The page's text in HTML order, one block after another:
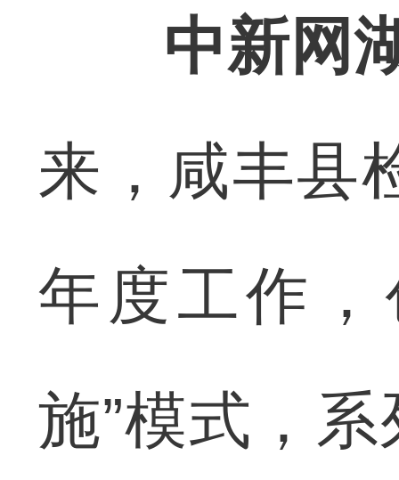
中新网
来，咸丰县
年度工作
施”模式，